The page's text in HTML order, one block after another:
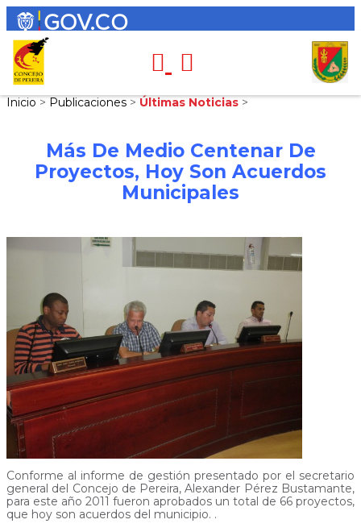
Inicio > Publicaciones > Últimas Noticias >
Más De Medio Centenar De
Proyectos, Hoy Son Acuerdos
Municipales
Conforme al informe de gestión presentado por el secretario
general del Concejo de Pereira, Alexander Pérez Bustamante,
para este año 2011 fueron aprobados un total de 66 proyectos,
que hoy son acuerdos del municipio. .